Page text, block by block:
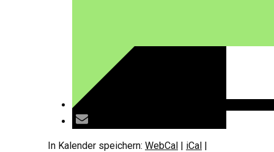
In Kalender speichern: WebCal | iCal |